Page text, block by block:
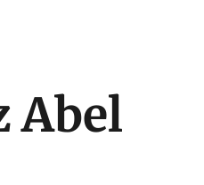
Abel